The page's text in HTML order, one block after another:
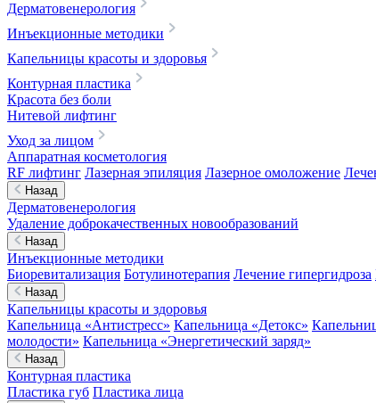
Дерматовенерология
Инъекционные методики
Капельницы красоты и здоровья
Контурная пластика
Красота без боли
Нитевой лифтинг
Уход за лицом
Аппаратная косметология
RF лифтинг Лазерная эпиляция Лазерное омоложение
Назад
Дерматовенерология
Удаление доброкачественных новообразований
Назад
Инъекционные методики
Биоревитализация Ботулинотерапия Лечение гипергидроза
Назад
Капельницы красоты и здоровья
Капельница «Антистресс» Капельница «Детокс»
молодости» Капельница «Энергетический заряд»
Назад
Контурная пластика
Пластика губ Пластика лица